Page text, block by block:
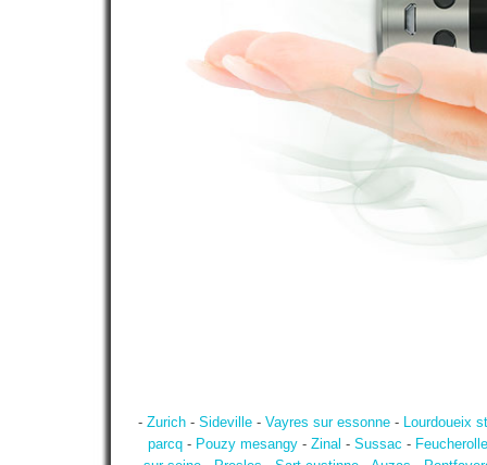
- Zurich- Sideville- Vayres sur essonne- Lourdoueix
parcq - Pouzy mesangy - Zinal - Sussac -